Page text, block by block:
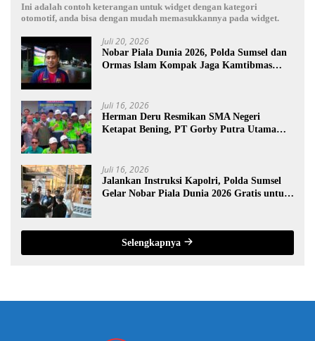
Ini adalah contoh keterangan untuk widget dengan kategori
otomotif, anda bisa dengan mudah memasukkannya pada widget.
Juli 20, 2026
Nobar Piala Dunia 2026, Polda Sumsel dan
Ormas Islam Kompak Jaga Kamtibmas
Juli 16, 2026
Herman Deru Resmikan SMA Negeri
Ketapat Bening, PT Gorby Putra Utama
Juli 16, 2026
Jalankan Instruksi Kapolri, Polda Sumsel
Gelar Nobar Piala Dunia 2026 Gratis untuk
Selengkapnya